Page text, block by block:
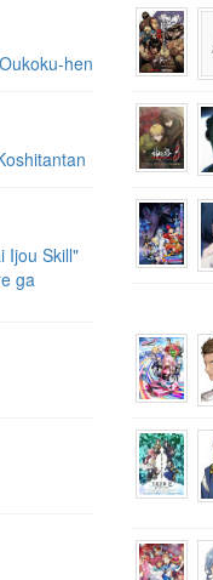
hen
Ijou Skill"
ga